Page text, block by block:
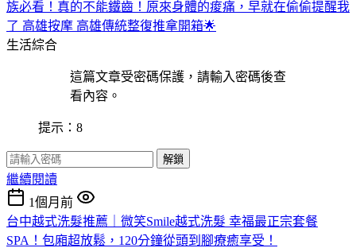
族必看！真的不能鐵齒！原來身體的痠痛，早就在偷偷提醒我
了 高雄按摩 高雄傳統整復推拿開箱🌟
生活綜合
這篇文章受密碼保護，請輸入密碼後查
看內容。
提示：8
解鎖
繼續閱讀
1個月前
台中越式洗髮推薦｜微笑Smile越式洗髮 幸福最正宗套餐
SPA！包廂超放鬆，120分鐘從頭到腳療癒享受！